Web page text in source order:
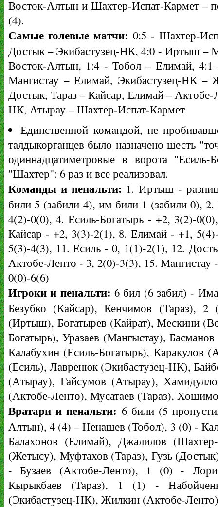
Восток-Алтын и Шахтер-Испат-Кармет –
(4).
Самые голевые матчи: 0:5 - Шахтер-
Достык – Экибастузец-НК, 4:0 - Иртыш –
Восток-Алтын, 1:4 - Тобол – Елимай,
Мангистау – Елимай, Экибастузец-НК –
Достык, Тараз – Кайсар, Елимай –
НК, Атырау – Шахтер-Испат-Кармет
Единственной командой, не
талдыкорганцев было назначено шесть
одиннадцатиметровые в ворота
"Шахтер": 6 раз и все реализовал.
Команды и пенальти: 1. Иртыш -
били 5 (забили 4), им били 1 (забили 0),
4(2)-0(0), 4. Есиль-Богатырь - +2, 3(2)-
Кайсар - +2, 3(3)-2(1), 8. Елимай - +1,
5(3)-4(3), 11. Есиль - 0, 1(1)-2(1), 12.
Актобе-Ленто - 3, 2(0)-3(3), 15.
0(0)-6(6)
Игроки и пенальти: 6 бил (6 забил) -
Безубко (Кайсар), Кенчимов (Тараз),
(Иртыш), Богатырев (Кайрат), Мескини
Богатырь), Уразаев (Мангыстау),
Калабухин (Есиль-Богатырь), Каракулов
(Есиль), Лавренюк (Экибастузец-НК),
(Атырау), Гайсумов (Атырау),
(Актобе-Ленто), Мусатаев (Тараз),
Вратари и пенальти: 6 били (5
Алтын), 4 (4) – Ненашев (Тобол), 3 (0) -
Балахонов (Елимай), Джалилов
(Жетысу), Муфтахов (Тараз), Гузь
- Бузаев (Актобе-Ленто), 1 (0) -
Кырыкбаев (Тараз), 1 (1) -
(Экибастузец-НК), Жилкин (Актобе-Ленто)